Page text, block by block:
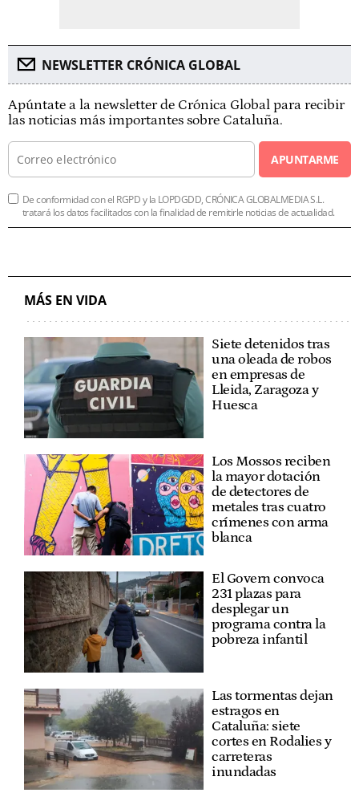
NEWSLETTER CRÓNICA GLOBAL
Apúntate a la newsletter de Crónica Global para recibir
las noticias más importantes sobre Cataluña.
APUNTARME
De conformidad con el RGPD y la LOPDGDD, CRÓNICA GLOBALMEDIA S.L.
tratará los datos facilitados con la finalidad de remitirle noticias de actualidad.
MÁS EN VIDA
Siete detenidos tras
una oleada de robos
en empresas de
Lleida, Zaragoza y
Huesca
Los Mossos reciben
la mayor dotación
de detectores de
metales tras cuatro
crímenes con arma
blanca
El Govern convoca
231 plazas para
desplegar un
programa contra la
pobreza infantil
Las tormentas dejan
estragos en
Cataluña: siete
cortes en Rodalies y
carreteras
inundadas